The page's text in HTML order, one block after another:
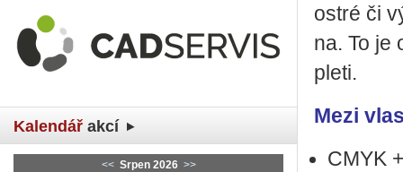
Kalendář akcí
<< Srpen 2026 >>
ostré či
na. To je
pleti.
Mezi
CMYK